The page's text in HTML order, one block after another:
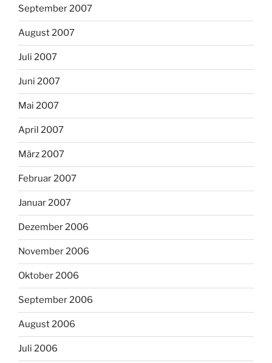
September 2007
August 2007
Juli 2007
Juni 2007
Mai 2007
April 2007
März 2007
Februar 2007
Januar 2007
Dezember 2006
November 2006
Oktober 2006
September 2006
August 2006
Juli 2006